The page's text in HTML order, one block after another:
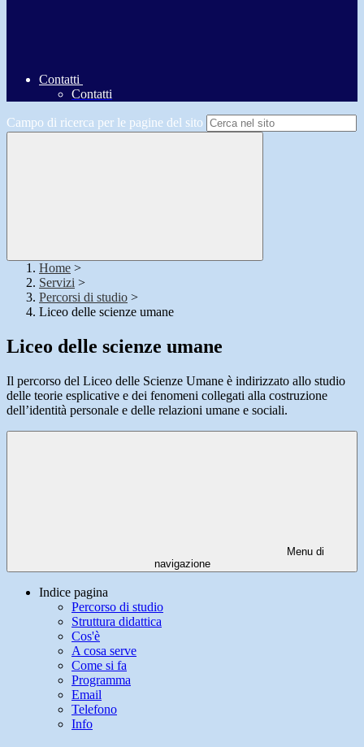
Contatti
Contatti
Campo di ricerca per le pagine del sito
Home >
Servizi >
Percorsi di studio >
Liceo delle scienze umane
Liceo delle scienze umane
Il percorso del Liceo delle Scienze Umane è indirizzato allo studio
delle teorie esplicative e dei fenomeni collegati alla costruzione
dell’identità personale e delle relazioni umane e sociali.
Menu di
navigazione
Indice pagina
Percorso di studio
Struttura didattica
Cos'è
A cosa serve
Come si fa
Programma
Email
Telefono
Info